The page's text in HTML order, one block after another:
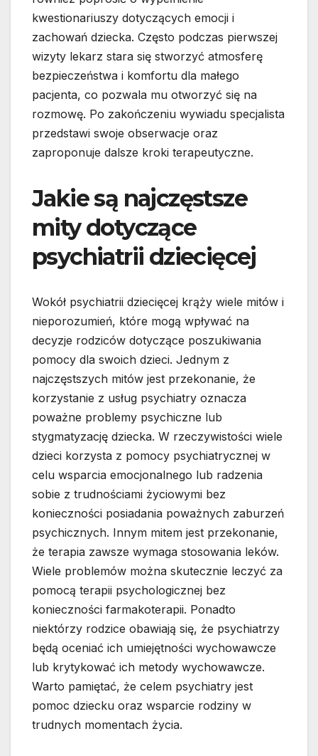
kwestionariuszy dotyczących emocji i
zachowań dziecka. Często podczas pierwszej
wizyty lekarz stara się stworzyć atmosferę
bezpieczeństwa i komfortu dla małego
pacjenta, co pozwala mu otworzyć się na
rozmowę. Po zakończeniu wywiadu specjalista
przedstawi swoje obserwacje oraz
zaproponuje dalsze kroki terapeutyczne.
Jakie są najczęstsze
mity dotyczące
psychiatrii dziecięcej
Wokół psychiatrii dziecięcej krąży wiele mitów i
nieporozumień, które mogą wpływać na
decyzje rodziców dotyczące poszukiwania
pomocy dla swoich dzieci. Jednym z
najczęstszych mitów jest przekonanie, że
korzystanie z usług psychiatry oznacza
poważne problemy psychiczne lub
stygmatyzację dziecka. W rzeczywistości wiele
dzieci korzysta z pomocy psychiatrycznej w
celu wsparcia emocjonalnego lub radzenia
sobie z trudnościami życiowymi bez
konieczności posiadania poważnych zaburzeń
psychicznych. Innym mitem jest przekonanie,
że terapia zawsze wymaga stosowania leków.
Wiele problemów można skutecznie leczyć za
pomocą terapii psychologicznej bez
konieczności farmakoterapii. Ponadto
niektórzy rodzice obawiają się, że psychiatrzy
będą oceniać ich umiejętności wychowawcze
lub krytykować ich metody wychowawcze.
Warto pamiętać, że celem psychiatry jest
pomoc dziecku oraz wsparcie rodziny w
trudnych momentach życia.